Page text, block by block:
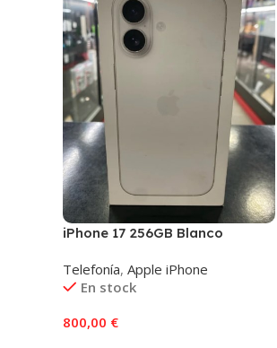
iPhone 17 256GB Blanco
Telefonía, Apple iPhone
En stock
800,00 €